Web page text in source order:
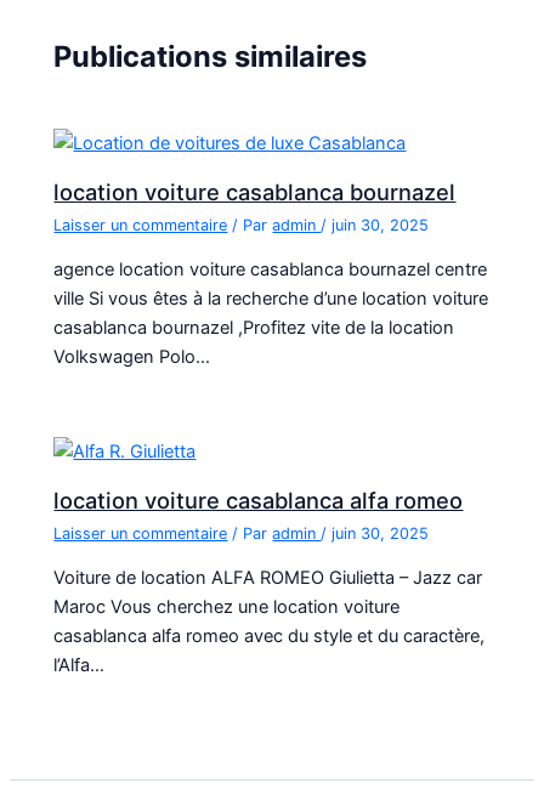
Publications similaires
location voiture casablanca bournazel
Laisser un commentaire / Paradmin /juin 30, 2025
agence location voiture casablanca bournazel centre
ville Si vous êtes à la recherche d’une location voiture
casablanca bournazel ,Profitez vite de la location
Volkswagen Polo…
location voiture casablanca alfa romeo
Laisser un commentaire / Paradmin /juin 30, 2025
Voiture de location ALFA ROMEO Giulietta – Jazz car
Maroc Vous cherchez une location voiture
casablanca alfa romeo avec du style et du caractère,
l’Alfa…